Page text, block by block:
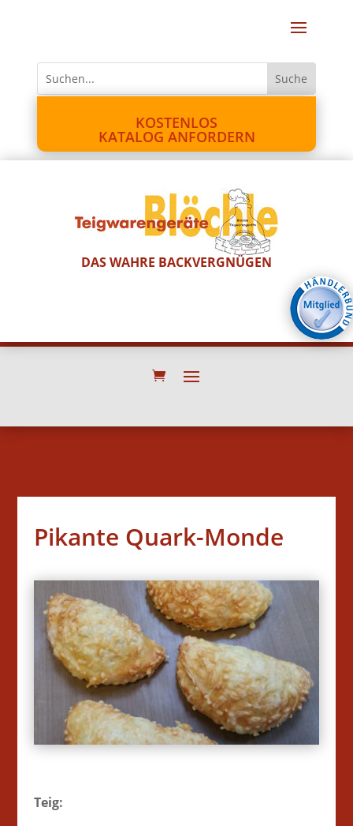
KOSTENLOS
KATALOG ANFORDERN
DAS WAHRE BACKVERGNÜGEN
Pikante Quark-Monde
Teig: